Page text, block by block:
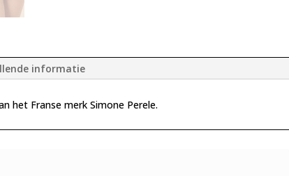
informatie
het Franse merk Simone Perele.